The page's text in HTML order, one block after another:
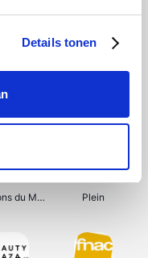
Details tonen
Pazzox
Maisons du Monde Plein